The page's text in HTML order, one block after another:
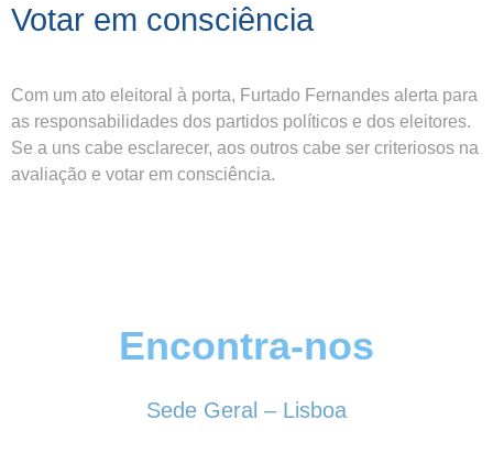
Votar em consciência
Com um ato eleitoral à porta, Furtado Fernandes alerta para
as responsabilidades dos partidos políticos e dos eleitores.
Se a uns cabe esclarecer, aos outros cabe ser criteriosos na
avaliação e votar em consciência.
Encontra-nos
Sede Geral – Lisboa